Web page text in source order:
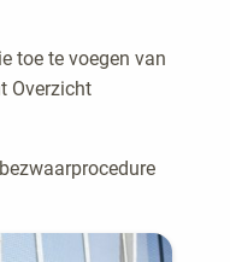
hierboven
dat
het volgende
van Fontys
collegegeld uit
toe te voegen van
Overzicht